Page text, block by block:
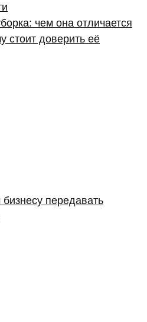
чем она отличается
стоит доверить её
бизнесу передавать